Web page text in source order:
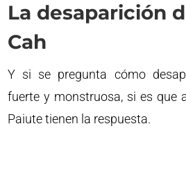
La desaparición
Cah
Y si se pregunta cómo
fuerte y monstruosa, si es que
Paiute tienen la respuesta.